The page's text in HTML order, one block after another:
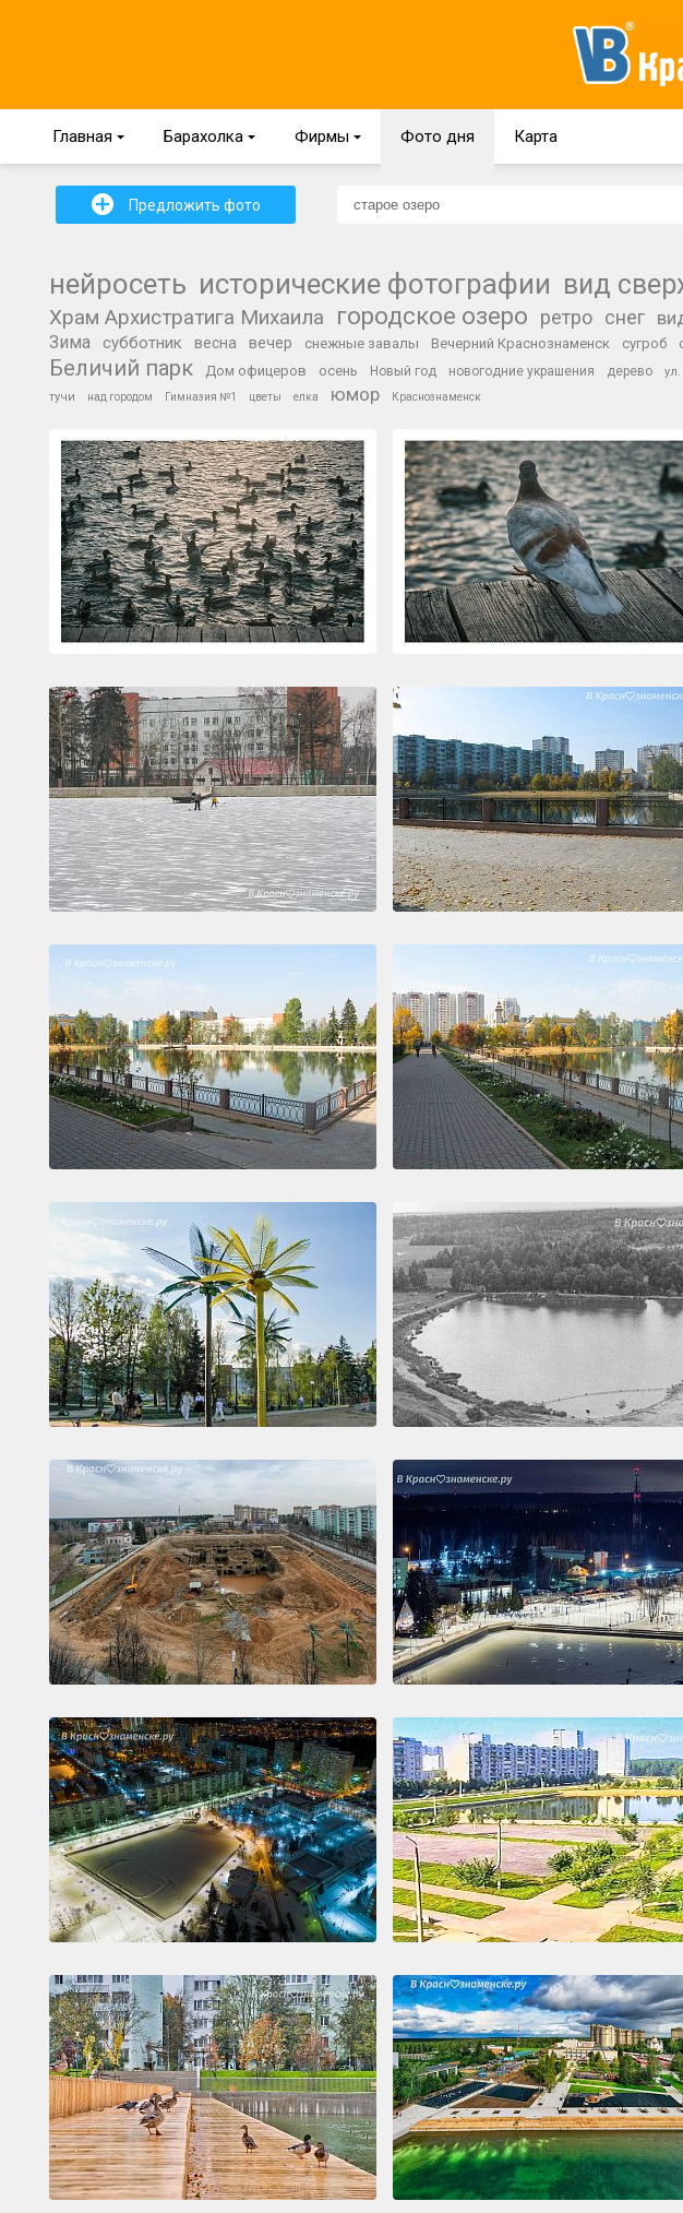
Главная { Барахолка { Фирмы { Фото дня Карта
нейросеть исторические фотографии вид
Храм Архистратига Михаила городское озеро ретро снег
Зима субботник весна вечер снежные завалы Вечерний Краснознаменск сугроб
Беличий парк Дом офицеров осень Новый год новогодние украшения дерево
тучи
над городом Гимназия №1 цветы елка юмор Краснознаменск
+ Предложить фото